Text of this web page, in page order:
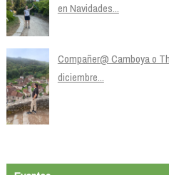
en Navidades...
Compañer@ Camboya o
diciembre...